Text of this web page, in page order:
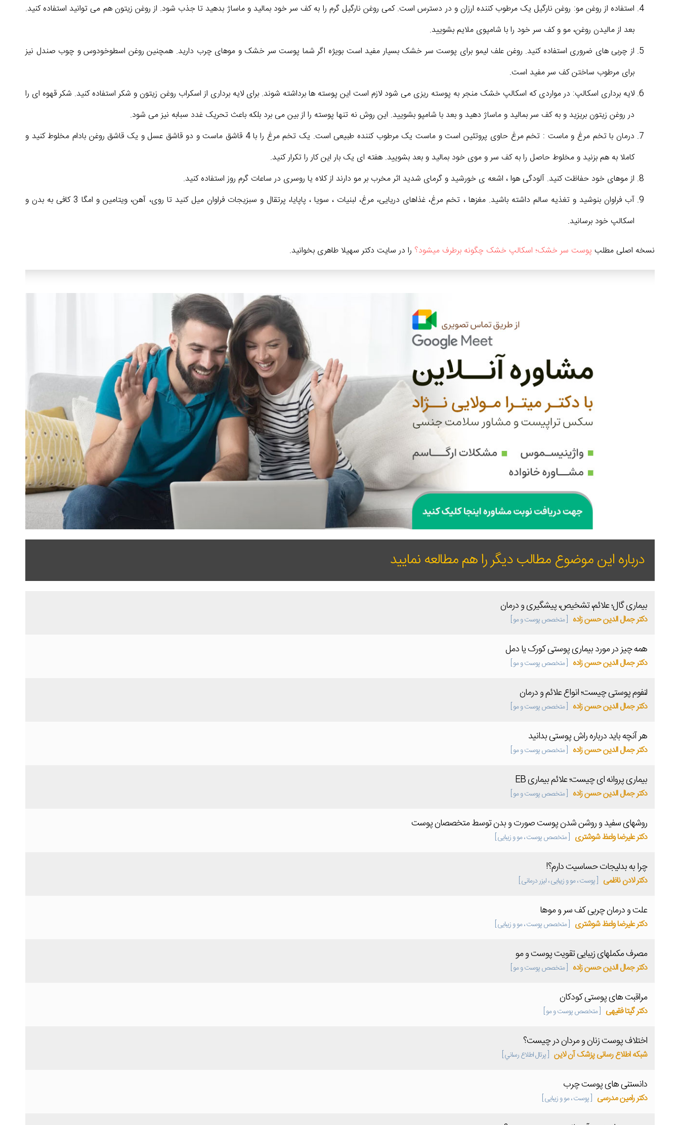
استفاده از روغن مو: روغن نارگیل یک مرطوب کننده ارزان و در دسترس است. کمی روغن نارگیل گرم را به کف سر خود بمالید و ماساژ بدهید تا جذب شود. از روغن زیتون هم می توانید استفاده کنید.
بعد از مالیدن روغن، مو و کف سر خود را با شامپوی ملایم بشویید.
از چربی های ضروری استفاده کنید. روغن علف لیمو برای پوست سر خشک بسیار مفید است بویژه اگر شما پوست سر خشک و موهای چرب دارید. همچنین روغن اسطوخودوس و چوب صندل نیز
برای مرطوب ساختن کف سر مفید است.
لایه برداری اسکالپ: در مواردی که اسکالپ خشک منجر به پوسته ریزی می شود لازم است این پوسته ها برداشته شوند. برای لایه برداری از اسکراب روغن زیتون و شکر استفاده کنید. شکر قهوه ای را
در روغن زیتون بریزید و به کف سر بمالید و ماساژ دهید و بعد با شامپو بشویید. این روش نه تنها پوسته را از بین می برد بلکه باعث تحریک غدد سبابه نیز می شود.
درمان با تخم مرغ و ماست : تخم مرغ حاوی پروتئین است و ماست یک مرطوب کننده طبیعی است. یک تخم مرغ را با 4 قاشق ماست و دو قاشق عسل و یک قاشق روغن بادام مخلوط کنید و
کاملا به هم بزنید و مخلوط حاصل را به کف سر و موی خود بمالید و بعد بشویید. هفته ای یک بار این کار را تکرار کنید.
از موهای خود حفاظت کنید. آلودگی هوا ، اشعه ی خورشید و گرمای شدید اثر مخرب بر مو دارند از کلاه یا روسری در ساعات گرم روز استفاده کنید.
آب فراوان بنوشید و تغذیه سالم داشته باشید. مغزها ، تخم مرغ، غذاهای دریایی، مرغ، لبنیات ، سویا ، پاپایا، پرتقال و سبزیجات فراوان میل کنید تا روی، آهن، ویتامین و امگا 3 کافی به بدن و
اسکالپ خود برسانید.
نسخه اصلی مطلب پوست سر خشک؛ اسکالپ خشک چگونه برطرف میشود؟ را در سایت دکتر سهیلا طاهری بخوانید.
درباره این موضوع مطالب دیگر را هم مطالعه نمایید
بیماری گال؛ علائم، تشخیص، پیشگیری و درمان
دکتر جمال الدین حسن زاده [ متخصص پوست و مو ]
همه چیز در مورد بیماری پوستی کورک یا دمل
دکتر جمال الدین حسن زاده [ متخصص پوست و مو ]
لنفوم پوستی چیست؛ انواع علائم و درمان
دکتر جمال الدین حسن زاده [ متخصص پوست و مو ]
هر آنچه باید درباره راش پوستی بدانید
دکتر جمال الدین حسن زاده [ متخصص پوست و مو ]
بیماری پروانه ای چیست؛ علائم بیماری EB
دکتر جمال الدین حسن زاده [ متخصص پوست و مو ]
روشهای سفید و روشن شدن پوست صورت و بدن توسط متخصصان پوست
دکتر علیرضا واعظ شوشتری [ متخصص پوست ، مو و زیبایی ]
چرا به بدلیجات حساسیت دارم؟!
دکتر لادن ناظمی [ پوست ، مو و زیبایی ، لیزر درمانی ]
علت و درمان چربی کف سر و موها
دکتر علیرضا واعظ شوشتری [ متخصص پوست ، مو و زیبایی ]
مصرف مکملهای زیبایی تقویت پوست و مو
دکتر جمال الدین حسن زاده [ متخصص پوست و مو ]
مراقبت های پوستی کودکان
دکتر گیتا فقیهی [ متخصص پوست و مو ]
اختلاف پوست زنان و مردان در چیست؟
شبکه اطلاع رسانی پزشک آن لاین [ پرتال اطلاع رساني ]
دانستنی های پوست چرب
دکتر رامین مدرسی [ پوست ، مو و زیبایی ]